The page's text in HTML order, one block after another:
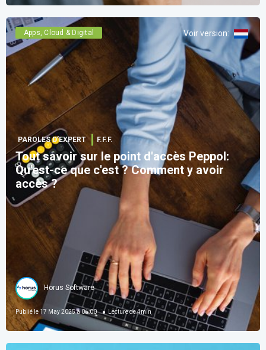
Apps, Cloud & Digital Voir version:
PAROLES D’EXPERT F.F.F.
Tout savoir sur le point d'accès Peppol:
Qu'est-ce que c'est ? Comment y avoir
accès ?
Horus Software
Publié le 17 May 2025 à 06:00 Lecture de4min